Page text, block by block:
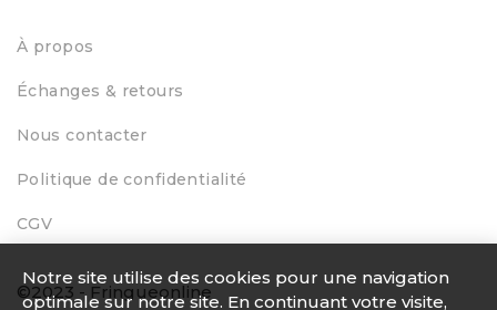
À propos
Échanges & retours
Nous contacter
Politique de confidentialité
CGV
©2023 - Fringueonline
Notre site utilise des cookies pour une navigation
optimale sur notre site. En continuant votre visite,